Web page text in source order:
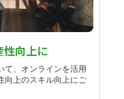
性向上に
て、オンラインを活用
向上のスキル向上にご